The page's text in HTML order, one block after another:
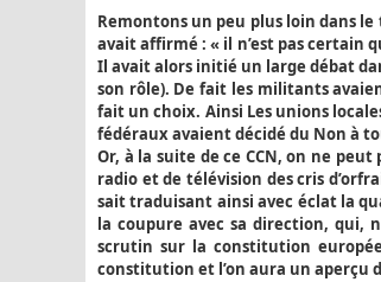
Remontons un peu plus loin dans
avait affirmé : « il n’est pas certain
Il avait alors initié un large débat
son rôle). De fait les militants
fait un choix. Ainsi Les unions
fédéraux avaient décidé du Non à
Or, à la suite de ce CCN, on ne
radio et de télévision des cris
sait traduisant ainsi avec éclat la
la coupure avec sa direction, qui,
scrutin sur la constitution
constitution et l’on aura un aperçu